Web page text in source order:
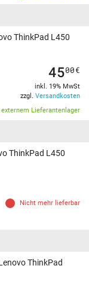
ThinkPad L450
externem Lieferantenlager
4500€
inkl. 19% MwSt
zzgl. Versandkosten
ThinkPad L450
Nicht mehr lieferbar
ThinkPad